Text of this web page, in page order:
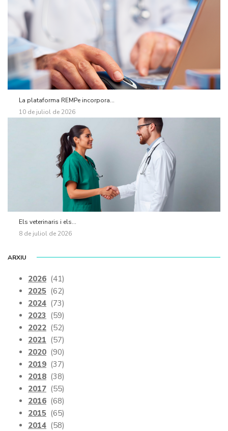
La plataforma REMPe incorpora...
10 de juliol de 2026
Els veterinaris i els...
8 de juliol de 2026
ARXIU
2026 (41)
2025 (62)
2024 (73)
2023 (59)
2022 (52)
2021 (57)
2020 (90)
2019 (37)
2018 (38)
2017 (55)
2016 (68)
2015 (65)
2014 (58)